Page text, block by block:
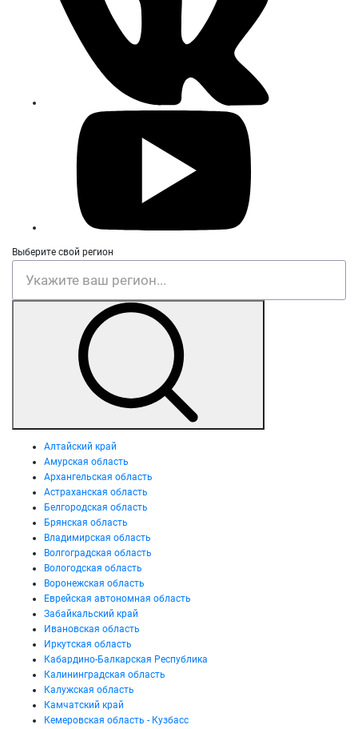
Выберите свой регион
Алтайский край
Амурская область
Архангельская область
Астраханская область
Белгородская область
Брянская область
Владимирская область
Волгоградская область
Вологодская область
Воронежская область
Еврейская автономная область
Забайкальский край
Ивановская область
Иркутская область
Кабардино-Балкарская Республика
Калининградская область
Калужская область
Камчатский край
Кемеровская область - Кузбасс